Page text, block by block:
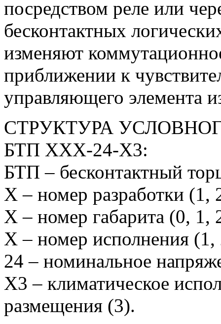
посредством реле или
бесконтактных
изменяют
приближении к
управляющего элемента
СТРУКТУРА
БТП ХХХ-24-Х3:
БТП – бесконтактный
Х – номер разработки (1,
Х – номер габарита (0, 1,
Х – номер исполнения (1,
24 – номинальное
Х3 – климатическое
размещения (3).